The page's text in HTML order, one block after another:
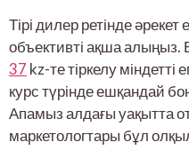
Тірі дилер ретінде
объективті ақша алыңыз.
37 kz-те тіркелу
курс түрінде ешқандай
Апамыз алдағы уақытта
маркетологтары бұл